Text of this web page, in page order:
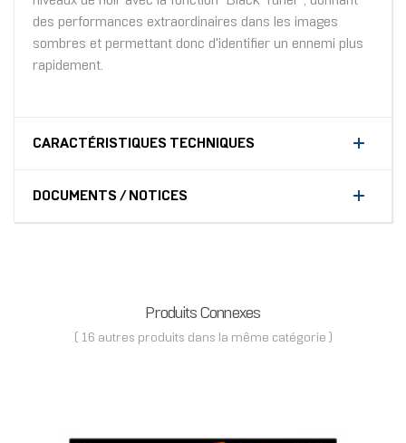
des performances extraordinaires dans les images
sombres et permettant donc d'identifier un ennemi plus
rapidement.
CARACTÉRISTIQUES TECHNIQUES
DOCUMENTS / NOTICES
Produits Connexes
( 16 autres produits dans la même catégorie )